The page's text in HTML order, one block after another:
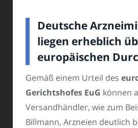
Deutsche
liegen erheblich
europäischen
Gemäß einem Urteil des
Gerichtshofes EuG können
Versandhändler, wie zum
Billmann, Arzneien deutlich